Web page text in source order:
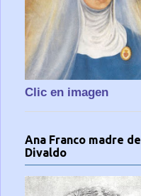
Clic en imagen
Ana Franco madre de
Divaldo